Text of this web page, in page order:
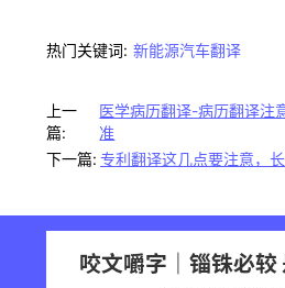
热门关键词: 新能源汽车翻译
上一
篇:
医学病历翻译-病历翻译注
准
下一篇: 专利翻译这几点要注意，
咬文嚼字｜锱铢必较